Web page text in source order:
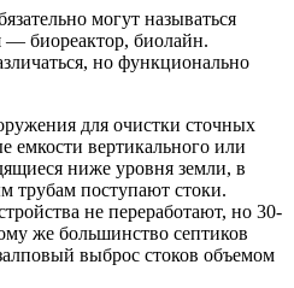
могут называться
— биореактор, биолайн.
но функционально
для очистки сточных
емкости вертикального или
ниже уровня земли, в
трубам поступают стоки.
не переработают, но 30-
же большинство септиков
выброс стоков объемом